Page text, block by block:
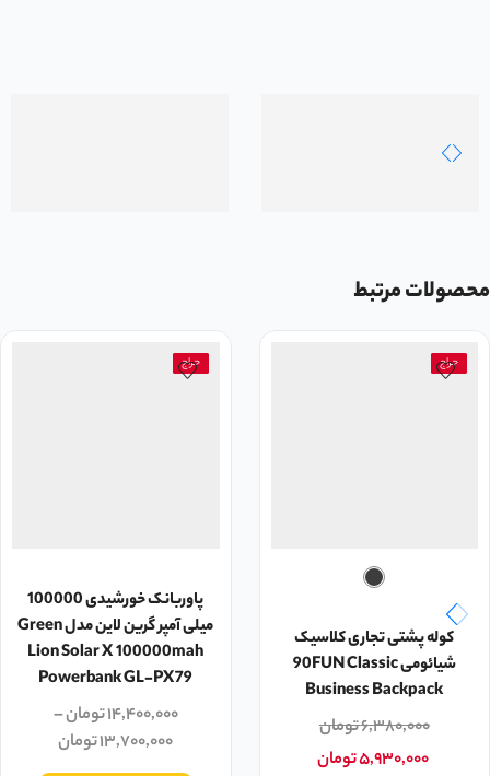
محصولات مرتبط
حراج
کوله پشتی تجاری کلاسیک
شیائومی 90FUN Classic
Business Backpack‬‏
۶,۳۸۰,۰۰۰تومان
۵,۹۳۰,۰۰۰تومان
حراج
پاوربانک خورشیدی 100000
میلی آمپر گرین لاین مدل Green
Lion Solar X 100000mah
Powerbank GL-PX79
۱۴,۴۰۰,۰۰۰تومان–
۱۳,۷۰۰,۰۰۰تومان